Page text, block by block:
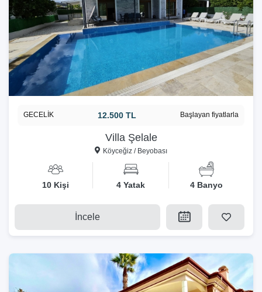
Villa Şelale
Köyceğiz / Beyobası
GECELİK 12.500 TL Başlayan fiyatlarla
10 Kişi 4 Yatak 4 Banyo
İncele